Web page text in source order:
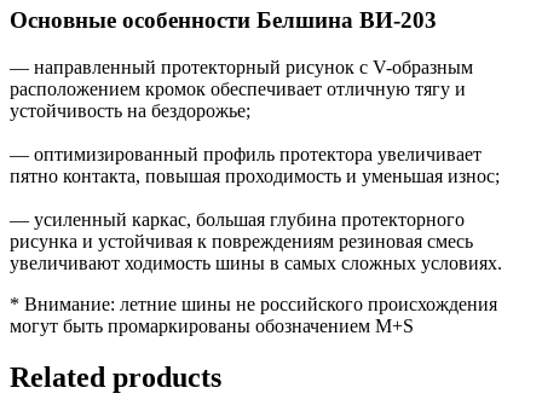
Основные особенности Белшина ВИ-203
— направленный протекторный рисунок с V-образным
расположением кромок обеспечивает отличную тягу и
устойчивость на бездорожье;
— оптимизированный профиль протектора увеличивает
пятно контакта, повышая проходимость и уменьшая износ;
— усиленный каркас, большая глубина протекторного
рисунка и устойчивая к повреждениям резиновая смесь
увеличивают ходимость шины в самых сложных условиях.
* Внимание: летние шины не российского происхождения
могут быть промаркированы обозначением M+S
Related products